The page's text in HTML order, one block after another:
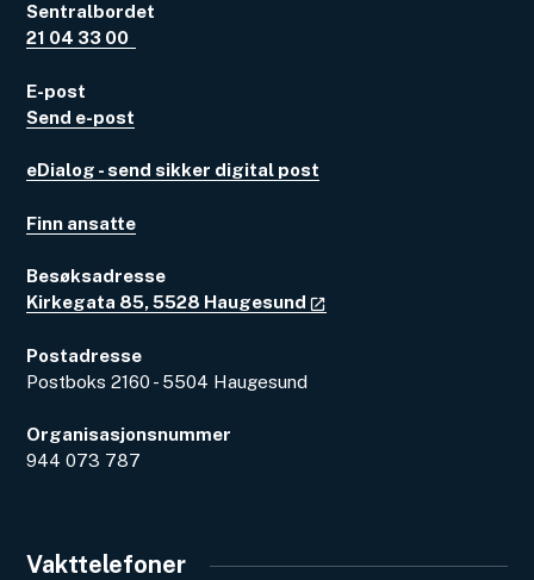
Sentralbordet
21 04 33 00
E-post
Send e-post
eDialog - send sikker digital post
Finn ansatte
Besøksadresse
Kirkegata 85, 5528 Haugesund
Postadresse
Postboks 2160 - 5504 Haugesund
Organisasjonsnummer
944 073 787
Vakttelefoner